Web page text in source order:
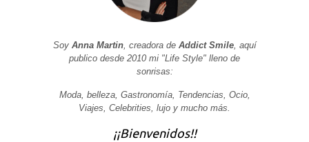
Soy Anna Martin, creadora de Addict Smile, aquí
publico desde 2010 mi "Life Style" lleno de
sonrisas:
Moda, belleza, Gastronomía, Tendencias, Ocio,
Viajes, Celebrities, lujo y mucho más.
¡¡Bienvenidos!!
se usa la
Experiencia